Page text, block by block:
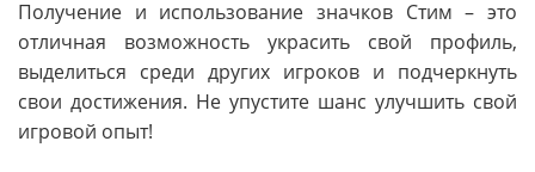
Получение и использование значков Стим – это
отличная возможность украсить свой профиль,
выделиться среди других игроков и подчеркнуть
свои достижения. Не упустите шанс улучшить свой
игровой опыт!